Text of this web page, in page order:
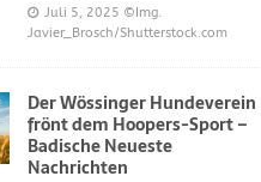
Juli 5, 2025 ©Img.
Javier_Brosch/Shutterstock.com
Der Wössinger Hundeverein
frönt dem Hoopers-Sport –
Badische Neueste
Nachrichten